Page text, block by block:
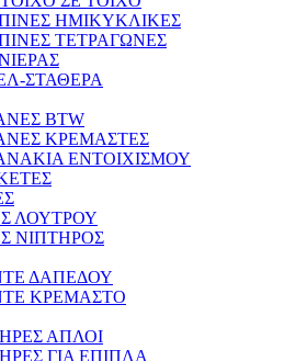
ΗΜΙΚΥΚΛΙΚΕΣ
ΤΕΤΡΑΓΩΝΕΣ
ΣΤΑΘΕΡΑ
BTW
ΚΡΕΜΑΣΤΕΣ
ΕΝΤΟΙΧΙΣΜΟΥ
ΛΟΥΤΡΟΥ
ΝΙΠΤΗΡΟΣ
ΔΑΠΕΔΟΥ
ΚΡΕΜΑΣΤΟ
ΑΠΛΟΙ
ΓΙΑ ΕΠΙΠΛΑ